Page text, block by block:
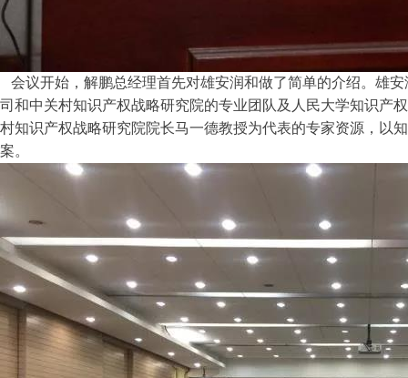
会议开始，解鹏总经理首先对雄安润和做了简单的介绍。雄
司和中关村知识产权战略研究院的专业团队及人民大学知识产
村知识产权战略研究院院长马一德教授为代表的专家资源，以
案。